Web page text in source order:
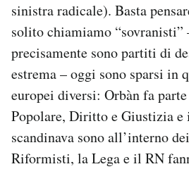
sinistra radicale). Basta
solito chiamiamo “sovranisti”
precisamente sono partiti di
estrema – oggi sono sparsi in
europei diversi: Orbàn fa
Popolare, Diritto e Giustizia
scandinava sono all’interno
Riformisti, la Lega e il RN